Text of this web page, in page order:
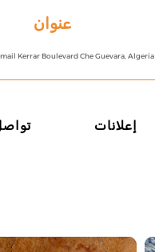
عنوان
Kerrar Boulevard Che Guevara, Algeria
إعلانات